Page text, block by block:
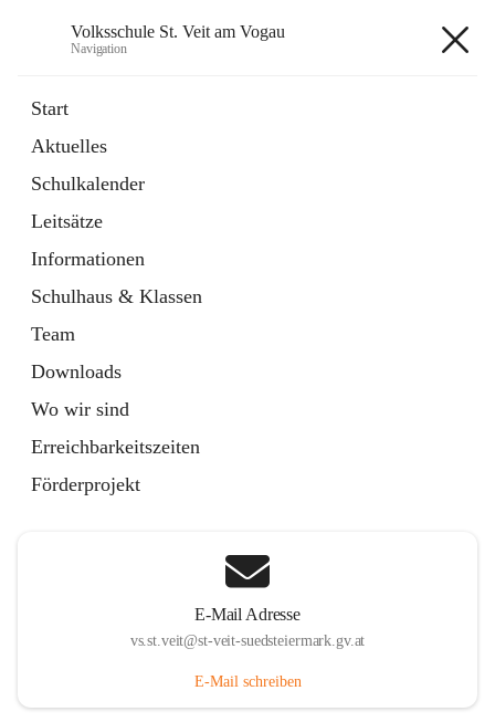
Volksschule St. Veit am Vogau
Navigation
Start
Aktuelles
Schulkalender
Leitsätze
Informationen
Schulhaus & Klassen
Team
Downloads
Wo wir sind
Erreichbarkeitszeiten
Förderprojekt
E-Mail Adresse
vs.st.veit@st-veit-suedsteiermark.gv.at
E-Mail schreiben